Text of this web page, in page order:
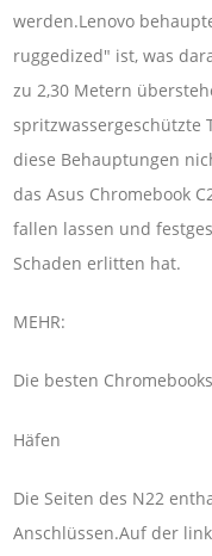
werden.Lenovo
ruggedized" ist, was
zu 2,30 Metern
spritzwassergeschützte
diese Behauptungen
das Asus Chromebook
fallen lassen und
Schaden erlitten hat.
MEHR:
Die besten
Häfen
Die Seiten des N22
Anschlüssen.Auf der